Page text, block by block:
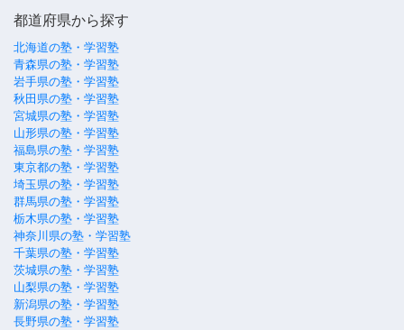
都道府県から探す
北海道の塾・学習塾
青森県の塾・学習塾
岩手県の塾・学習塾
秋田県の塾・学習塾
宮城県の塾・学習塾
山形県の塾・学習塾
福島県の塾・学習塾
東京都の塾・学習塾
埼玉県の塾・学習塾
群馬県の塾・学習塾
栃木県の塾・学習塾
神奈川県の塾・学習塾
千葉県の塾・学習塾
茨城県の塾・学習塾
山梨県の塾・学習塾
新潟県の塾・学習塾
長野県の塾・学習塾